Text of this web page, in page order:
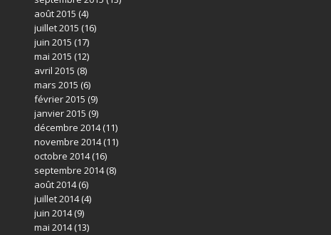
août 2015 (4)
juillet 2015 (16)
juin 2015 (17)
mai 2015 (12)
avril 2015 (8)
mars 2015 (6)
février 2015 (9)
janvier 2015 (9)
décembre 2014(11)
novembre 2014(11)
octobre 2014(16)
septembre 2014(8)
août 2014(6)
juillet 2014(4)
juin 2014(9)
mai 2014(13)